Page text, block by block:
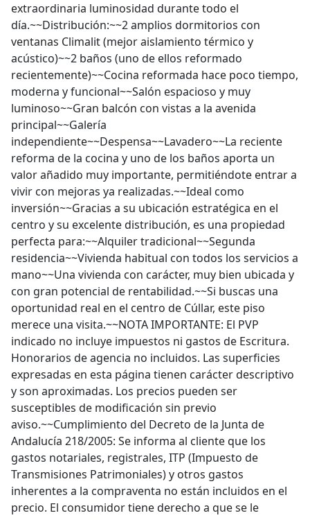
extraordinaria luminosidad durante todo el
día.~~Distribución:~~2 amplios dormitorios con
ventanas Climalit (mejor aislamiento térmico y
acústico)~~2 baños (uno de ellos reformado
recientemente)~~Cocina reformada hace poco tiempo,
moderna y funcional~~Salón espacioso y muy
luminoso~~Gran balcón con vistas a la avenida
principal~~Galería
independiente~~Despensa~~Lavadero~~La reciente
reforma de la cocina y uno de los baños aporta un
valor añadido muy importante, permitiéndote entrar a
vivir con mejoras ya realizadas.~~Ideal como
inversión~~Gracias a su ubicación estratégica en el
centro y su excelente distribución, es una propiedad
perfecta para:~~Alquiler tradicional~~Segunda
residencia~~Vivienda habitual con todos los servicios a
mano~~Una vivienda con carácter, muy bien ubicada y
con gran potencial de rentabilidad.~~Si buscas una
oportunidad real en el centro de Cúllar, este piso
merece una visita.~~NOTA IMPORTANTE: El PVP
indicado no incluye impuestos ni gastos de Escritura.
Honorarios de agencia no incluidos. Las superficies
expresadas en esta página tienen carácter descriptivo
y son aproximadas. Los precios pueden ser
susceptibles de modificación sin previo
aviso.~~Cumplimiento del Decreto de la Junta de
Andalucía 218/2005: Se informa al cliente que los
gastos notariales, registrales, ITP (Impuesto de
Transmisiones Patrimoniales) y otros gastos
inherentes a la compraventa no están incluidos en el
precio. El consumidor tiene derecho a que se le